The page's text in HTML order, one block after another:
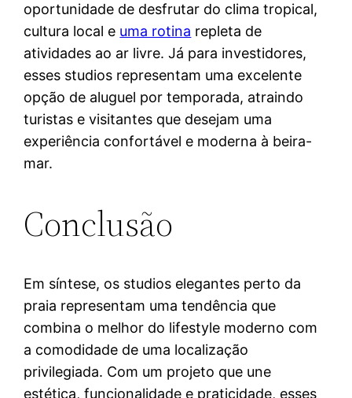
oportunidade de desfrutar do clima tropical,
cultura local e uma rotina repleta de
atividades ao ar livre. Já para investidores,
esses studios representam uma excelente
opção de aluguel por temporada, atraindo
turistas e visitantes que desejam uma
experiência confortável e moderna à beira-
mar.
Conclusão
Em síntese, os studios elegantes perto da
praia representam uma tendência que
combina o melhor do lifestyle moderno com
a comodidade de uma localização
privilegiada. Com um projeto que une
estética, funcionalidade e praticidade, esses